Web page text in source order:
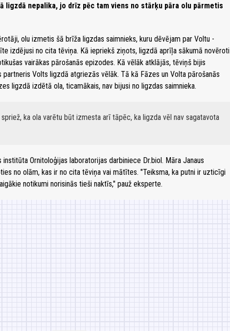
ligzdā nepalika, jo drīz pēc tam viens no stārķu pāra olu pārmetis
olu izmetis šā brīža ligzdas saimnieks, kuru dēvējam par Voltu -
izdējusi no cita tēviņa. Kā iepriekš ziņots, ligzdā aprīļa sākumā novēroti
vairākas pārošanās epizodes. Kā vēlāk atklājās, tēviņš bijis
partneris Volts ligzdā atgriezās vēlāk. Tā kā Fāzes un Volta pārošanās
ligzdā izdētā ola, ticamākais, nav bijusi no ligzdas saimnieka.
ka ola varētu būt izmesta arī tāpēc, ka ligzda vēl nav sagatavota
Ornitoloģijas laboratorijas darbiniece Dr.biol. Māra Janaus
no olām, kas ir no cita tēviņa vai mātītes. "Teiksma, ka putni ir uzticīgi
notikumi norisinās tieši naktīs," pauž eksperte.